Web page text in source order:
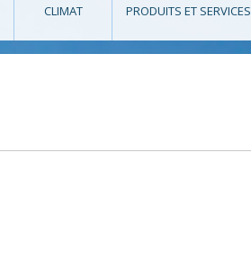
CLIMAT PRODUITS ET SERVICES